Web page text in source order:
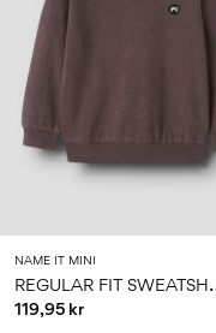
NAME IT MINI
119,95 kr